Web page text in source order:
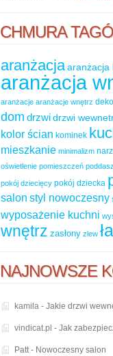
CHMURA
aranżacjaaranżacja
aranżacja
aranżacje aranżacje wnętrz
dom drzwidrzwi
kolor ścian kominek
mieszkanie minimalizm
oświetlenie pomieszczeń
pokój dziecięcy pokój dziecka
salon styl nowoczesny
wyposażenie kuchni
wnętrz zasłony zlew
NAJNOWSZE
kamila - Jakie drzwi
vindicat.pl - Jak
Patt- Nowoczesny salon